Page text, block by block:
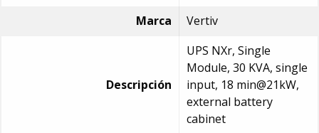
Marca
Vertiv
Descripción
UPS NXr, Single
Module, 30 KVA, single
input, 18 min@21kW,
external battery
cabinet